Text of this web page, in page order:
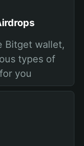
Bitget wallet,
types of
you